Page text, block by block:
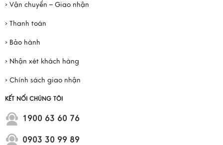
› Vận chuyển – Giao nhận
› Thanh toán
› Bảo hành
› Nhận xét khách hàng
› Chính sách giao nhận
KẾT NỐI CHÚNG TÔI
1900 63 60 76
0903 30 99 89